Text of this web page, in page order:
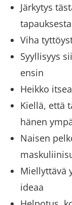
Järkytys
tapauksesta
Viha
Syyllisyys
ensin
Heikko
Kiellä, että
hänen
Naisen
Miellyttävä
ideaa